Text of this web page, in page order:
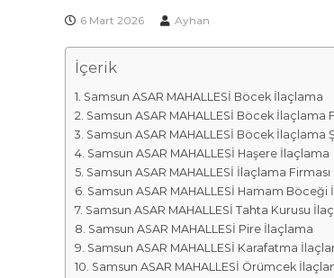
a
m
F
i
r
m
a
l
a
r
ı
ç
a
a
M
a
r
k
a
s
ı
6 Mart 2026 Ayhan
İçerik
Samsun ASAR MAHALLESİ Böcek İlaçlama
Samsun ASAR MAHALLESİ Böcek İlaçlama
Samsun ASAR MAHALLESİ Böcek İlaçlama
Samsun ASAR MAHALLESİ Haşere İlaçlama
Samsun ASAR MAHALLESİ İlaçlama Firması
Samsun ASAR MAHALLESİ Hamam Böceği
Samsun ASAR MAHALLESİ Tahta Kurusu
Samsun ASAR MAHALLESİ Pire İlaçlama
Samsun ASAR MAHALLESİ Karafatma
Samsun ASAR MAHALLESİ Örümcek